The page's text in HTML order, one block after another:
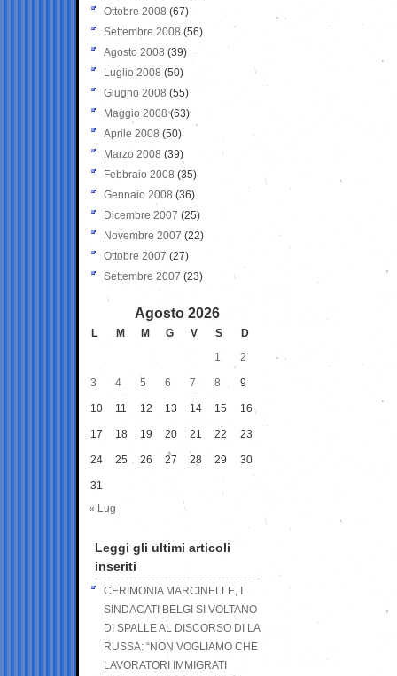
Ottobre 2008 (67)
Settembre 2008 (56)
Agosto 2008 (39)
Luglio 2008 (50)
Giugno 2008 (55)
Maggio 2008(63)
Aprile 2008 (50)
Marzo 2008 (39)
Febbraio 2008 (35)
Gennaio 2008 (36)
Dicembre 2007 (25)
Novembre 2007 (22)
Ottobre 2007 (27)
Settembre 2007 (23)
Agosto 2026
L M M G V S
D
1
2
3 4 5 6 7 8 9
10 11 12 13 14 15 16
17 18 19 20 21 22 23
24 25 26 27 28 29 30
31
« Lug
Leggi gli ultimi articoli
inseriti
CERIMONIA MARCINELLE, I
SINDACATI BELGI SI VOLTANO
DI SPALLE AL DISCORSO DI LA
RUSSA: “NON VOGLIAMO CHE
LAVORATORI IMMIGRATI